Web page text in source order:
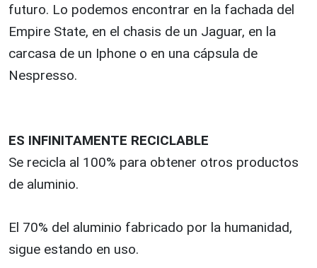
futuro. Lo podemos encontrar en la fachada del
Empire State, en el chasis de un Jaguar, en la
carcasa de un Iphone o en una cápsula de
Nespresso.
ES INFINITAMENTE RECICLABLE
Se recicla al 100% para obtener otros productos
de aluminio.
El 70% del aluminio fabricado por la humanidad,
sigue estando en uso.